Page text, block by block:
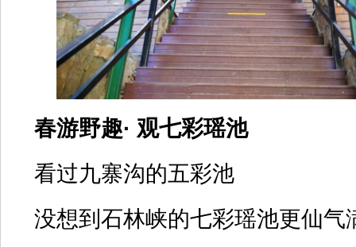
春游野趣· 观七彩瑶池
看过九寨沟的五彩池
没想到石林峡的七彩瑶池更仙气